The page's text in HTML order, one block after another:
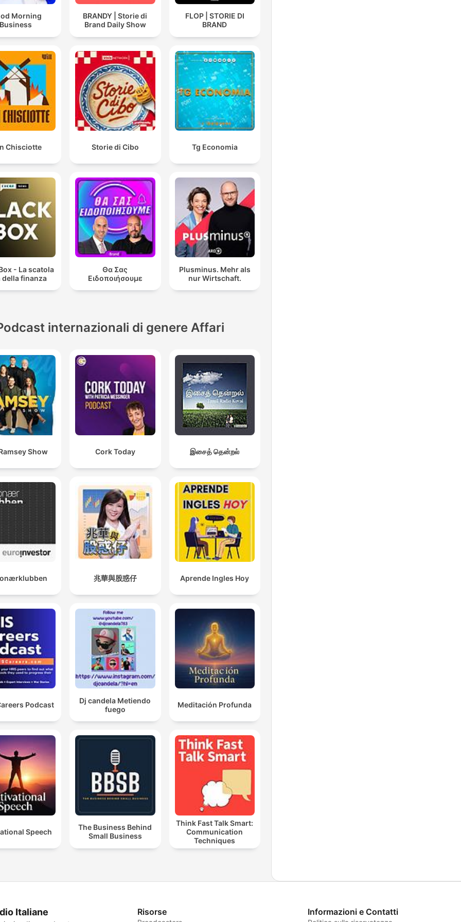
Morning
Business
BRANDY | Storie di
Brand Daily Show
FLOP | STORIE DI
BRAND
Chisciotte Storie di Cibo Tg Economia
- La scatola
della finanza
Θα Σας
Ειδοποιήσουμε
Plusminus. Mehr als
nur Wirtschaft.
internazionali di genere Affari
Show Cork Today இசைத் தென்றல்
兆華與股惑仔 Aprende Ingles Hoy
Podcast
Dj candela Metiendo
fuego
Meditación Profunda
Speech
The Business Behind
Small Business
Think Fast Talk Smart:
Communication
Techniques
Italiane Risorse Informazioni e Contatti